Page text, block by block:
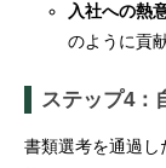
入社への熱
のように貢
ステップ4：
書類選考を通過し